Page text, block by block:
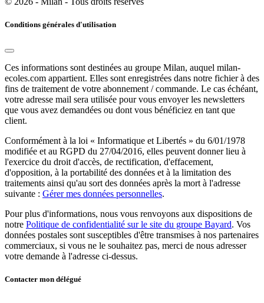
Conditions générales d'utilisation
Ces informations sont destinées au groupe Milan, auquel milan-
ecoles.com appartient. Elles sont enregistrées dans notre fichier à des
fins de traitement de votre abonnement / commande. Le cas échéant,
votre adresse mail sera utilisée pour vous envoyer les newsletters
que vous avez demandées ou dont vous bénéficiez en tant que
client.
Conformément à la loi « Informatique et Libertés » du 6/01/1978
modifiée et au RGPD du 27/04/2016, elles peuvent donner lieu à
l'exercice du droit d'accès, de rectification, d'effacement,
d'opposition, à la portabilité des données et à la limitation des
traitements ainsi qu'au sort des données après la mort à l'adresse
suivante : Gérer mes données personnelles.
Pour plus d'informations, nous vous renvoyons aux dispositions de
notre Politique de confidentialité sur le site du groupe Bayard. Vos
données postales sont susceptibles d'être transmises à nos partenaires
commerciaux, si vous ne le souhaitez pas, merci de nous adresser
votre demande à l'adresse ci-dessus.
Contacter mon délégué